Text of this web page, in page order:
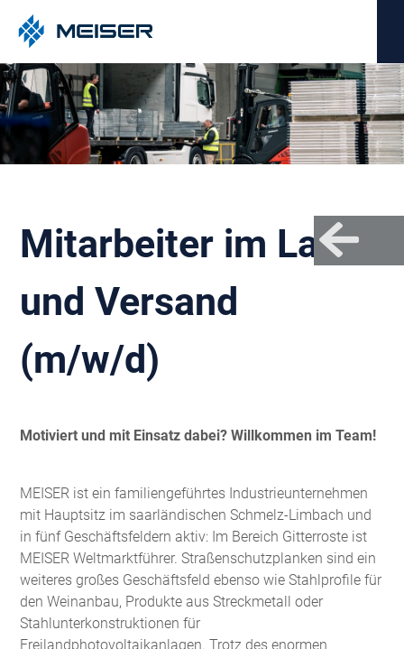
Mitarbeiter im Lager
und Versand
(m/w/d)
Motiviert und mit Einsatz dabei? Willkommen im Team!
MEISER ist ein familiengeführtes Industrieunternehmen
mit Hauptsitz im saarländischen Schmelz-Limbach und
in fünf Geschäftsfeldern aktiv: Im Bereich Gitterroste ist
MEISER Weltmarktführer. Straßenschutzplanken sind ein
weiteres großes Geschäftsfeld ebenso wie Stahlprofile für
den Weinanbau, Produkte aus Streckmetall oder
Stahlunterkonstruktionen für
Freilandphotovoltaikanlagen. Trotz des enormen